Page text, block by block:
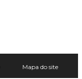
Mapa do site